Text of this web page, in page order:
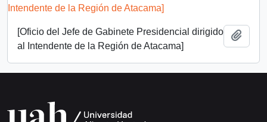
[Oficio del Jefe de Gabinete Presidencial dirigido
al Intendente de la Región de Atacama]